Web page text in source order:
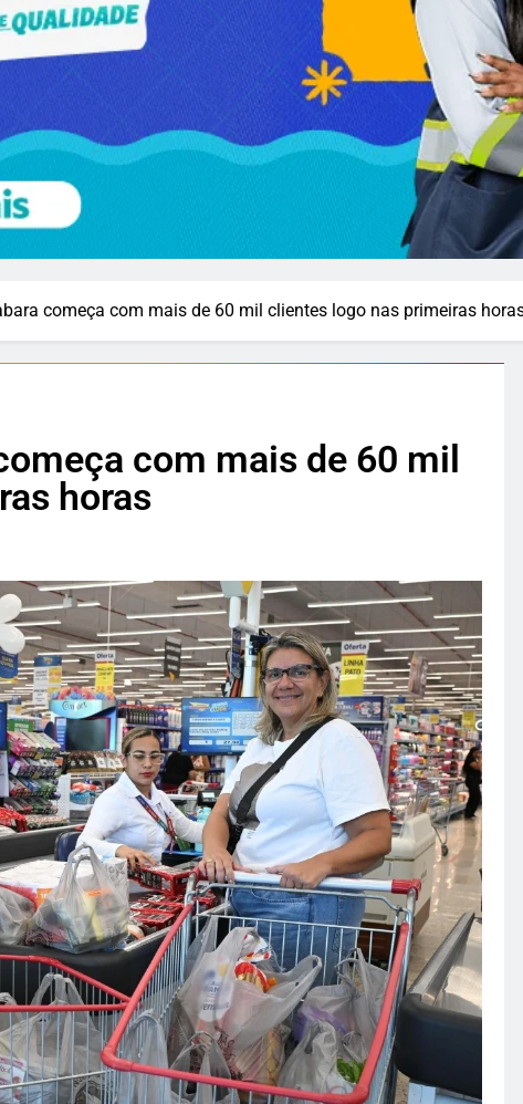
começa com mais de 60 mil clientes logo nas primeiras
com mais de 60 mil
horas